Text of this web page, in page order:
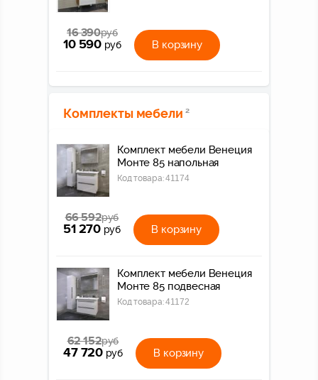
16 390руб
10 590 руб В корзину
Комплекты мебели 2
Комплект мебели Венеция
Монте 85 напольная
Код товара:41174
66 592руб
51 270 руб В корзину
Комплект мебели Венеция
Монте 85 подвесная
Код товара:41172
62 152руб
47 720 руб В корзину